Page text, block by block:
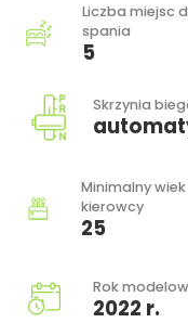
Liczba miejsc
spania
5
Skrzynia
Minimalny wiek
kierowcy
25
Rok
2022 r.